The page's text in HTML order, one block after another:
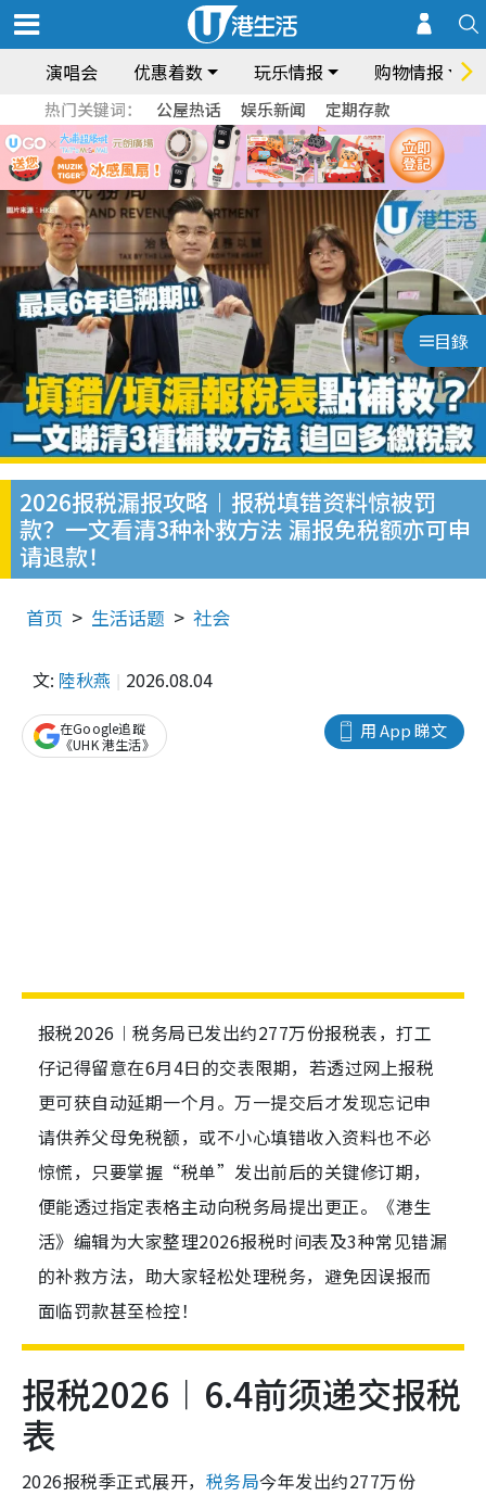
演唱会 优惠着数 玩乐情报 购物情报
热门关键词： 公屋热话 娱乐新闻 定期存款
目錄
2026报税漏报攻略︱报税填错资料惊被罚
款？一文看清3种补救方法 漏报免税额亦可申
请退款！
首页 生活话题 社会
文: 陸秋燕 2026.08.04
用 App 睇文
在Google追蹤
《UHK 港生活》
报税2026︱税务局已发出约277万份报税表，打工
仔记得留意在6月4日的交表限期，若透过网上报税
更可获自动延期一个月。万一提交后才发现忘记申
请供养父母免税额，或不小心填错收入资料也不必
惊慌，只要掌握“税单”发出前后的关键修订期，
便能透过指定表格主动向税务局提出更正。《港生
活》编辑为大家整理2026报税时间表及3种常见错漏
的补救方法，助大家轻松处理税务，避免因误报而
面临罚款甚至检控！
报税2026︱6.4前须递交报税
表
2026报税季正式展开， 税务局今年发出约277万份